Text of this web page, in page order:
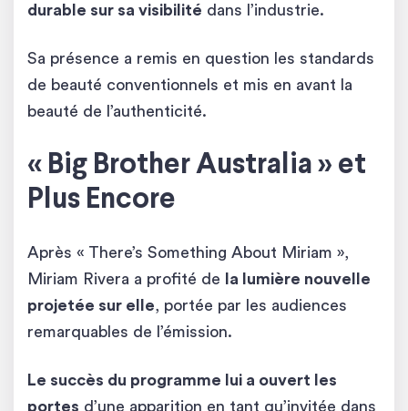
durable sur sa visibilité dans l’industrie.
Sa présence a remis en question les standards
de beauté conventionnels et mis en avant la
beauté de l’authenticité.
« Big Brother Australia » et
Plus Encore
Après « There’s Something About Miriam »,
Miriam Rivera a profité de
la lumière nouvelle
projetée sur elle, portée par les audiences
remarquables de l’émission.
Le succès du programme lui a ouvert les
portes d’une apparition en tant qu’invitée dans